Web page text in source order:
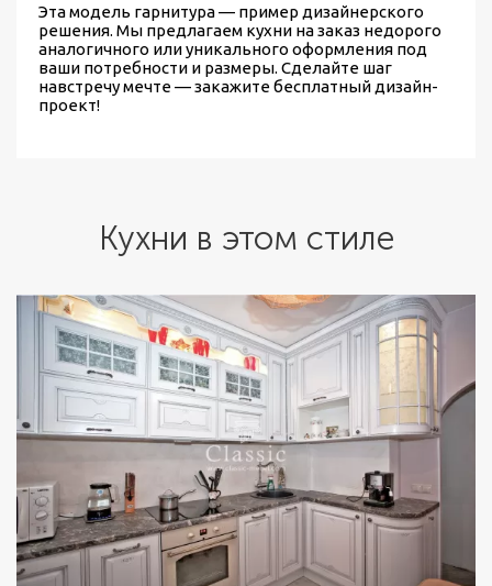
Эта модель гарнитура — пример дизайнерского
решения. Мы предлагаем кухни на заказ недорого
аналогичного или уникального оформления под
ваши потребности и размеры. Сделайте шаг
навстречу мечте — закажите бесплатный дизайн-
проект!
Кухни в этом стиле